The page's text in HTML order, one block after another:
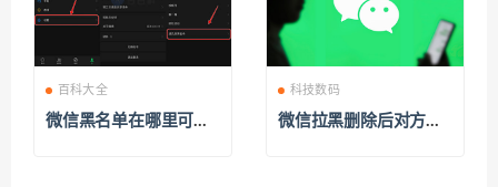
百科大全
微信黑名单在哪里可以
科技数码
微信拉黑删除后对方还